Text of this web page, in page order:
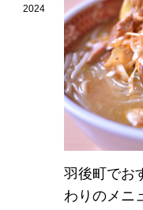
2024
羽後町でお
わりのメニ